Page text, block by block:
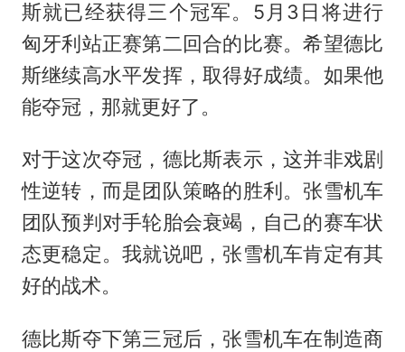
斯就已经获得三个冠军。5月3日将进行
匈牙利站正赛第二回合的比赛。希望德比
斯继续高水平发挥，取得好成绩。如果他
能夺冠，那就更好了。
对于这次夺冠，德比斯表示，这并非戏剧
性逆转，而是团队策略的胜利。张雪机车
团队预判对手轮胎会衰竭，自己的赛车状
态更稳定。我就说吧，张雪机车肯定有其
好的战术。
德比斯夺下第三冠后，张雪机车在制造商